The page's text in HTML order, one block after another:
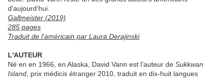
d'aujourd'hui.
Gallmeister (2019)
285 pages
Traduit de l'américain par Laura Derajinski
L'AUTEUR
Né en en 1966, en Alaska, David Vann est l'auteur de Sukkwan
Island , prix médicis étranger 2010, traduit en dix-huit langues